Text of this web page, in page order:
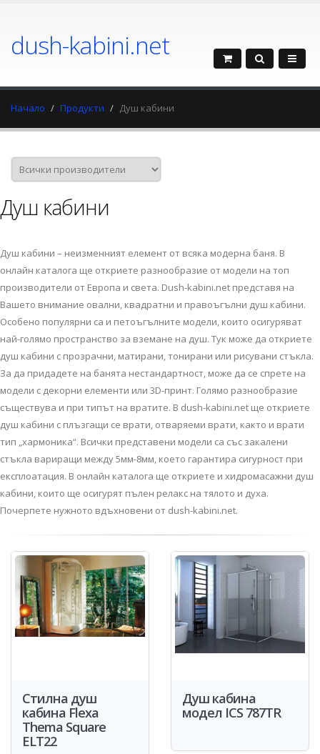
dush-kabini.net
Начало Продукти Душ кабини
Душ кабини
Душ кабини – неизменният елемент от всяка модерна баня. В
онлайн каталога ще откриете разнообразие от модели на топ
производители от Европа и света. Dush-kabini.net представя на
Вашето внимание овални, квадратни и правоъгълни душ кабини.
Особено популярни са и петоъгълните модели, които осигуряват
най-голямо пространство за вземане на душ. Тук може да откриете
душ кабини с прозрачни, матирани, тонирани или рисувани стъкла.
За да придадете на банята нестандартност, може да се спрете на
модели с декорни елементи или 3D-принт. Голямо разнообразие
съществува и при типът на вратите. В dush-kabini.net ще откриете
душ кабини с плъзгащи се врати, отваряеми врати, както и врати
тип „хармоника“. Всички представени модели са със закалени
стъкла вариращи между 5мм-8мм, което гарантира сигурност при
експлоатация. В онлайн каталога ще откриете и хидромасажни душ
кабини, които ще осигурят пълен релакс на тялото и духа.
Почерпете нужното вдъхновени от dush-kabini.net.
Стилна душ
кабина Flexa
Thema Square
ELT22
Душ кабина
модел ICS 787TR